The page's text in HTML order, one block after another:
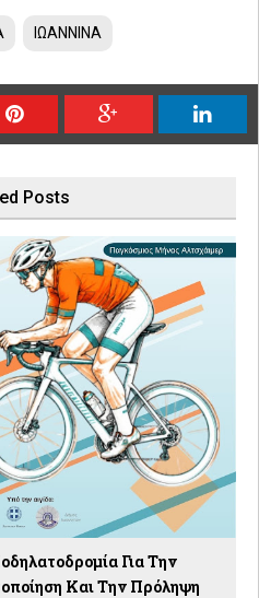
ΙΩΑΝΝΙΝΑ
Posts
Για Την
Και Την Πρόληψη